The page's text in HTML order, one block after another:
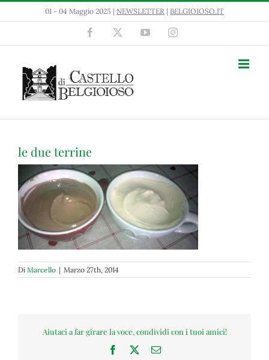
Salta
01 - 04 Maggio 2025 | NEWSLETTER | BELGIOIOSO.IT
Facebook YouTubeInstagram
le due terrine
Di Marcello | Marzo 27th, 2014
Aiutaci a far girare la voce, condividi con i tuoi amici!
Facebook Email